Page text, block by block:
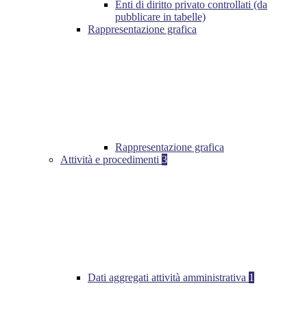
Enti di diritto privato controllati (da
pubblicare in tabelle)
Rappresentazione grafica
Rappresentazione grafica
Attività e procedimenti 3
Dati aggregati attività amministrativa 1